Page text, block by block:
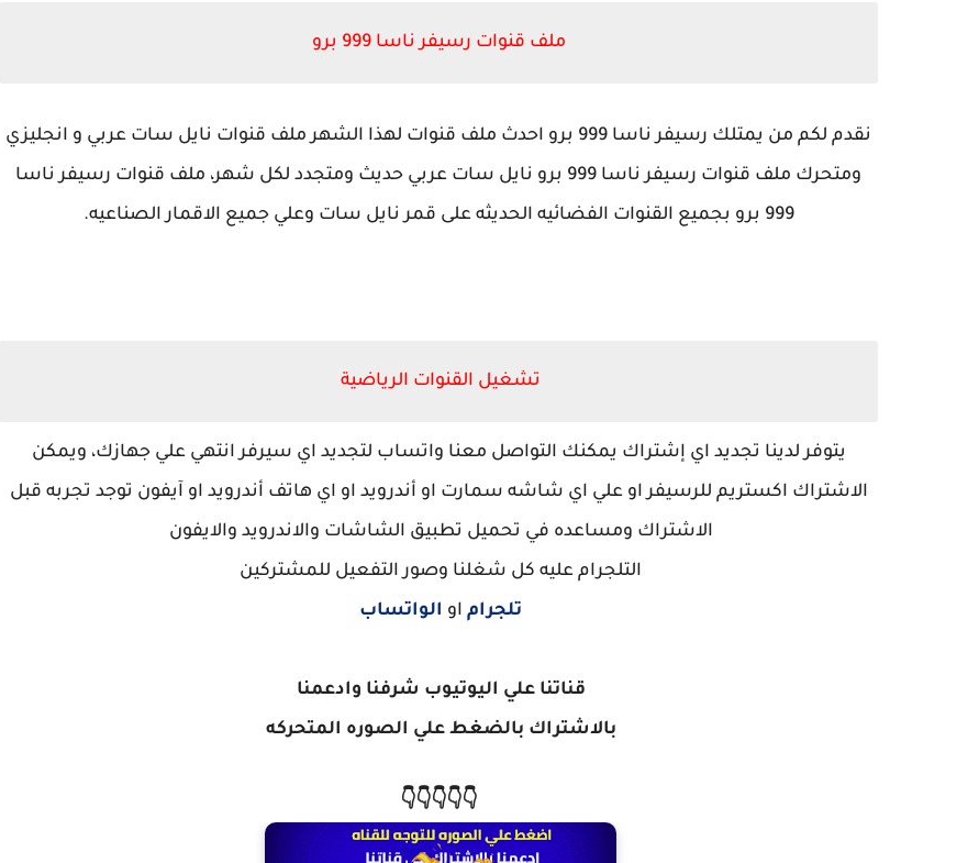
ملف قنوات رسيفر ناسا 999 برو
نقدم لكم من يمتلك رسيفر ناسا 999 برو احدث ملف قنوات لهذا الشهر ملف قنوات نايل سات عربي و انجليزي
ومتحرك ملف قنوات رسيفر ناسا 999 برو نايل سات عربي حديث ومتجدد لكل شهر، ملف قنوات رسيفر ناسا
999 برو بجميع القنوات الفضائيه الحديثه على قمر نايل سات وعلي جميع الاقمار الصناعيه.
تشغيل القنوات الرياضية
يتوفر لدينا تجديد اي إشتراك يمكنك التواصل معنا واتساب لتجديد اي سيرفر انتهي علي جهازك، ويمكن
الاشتراك اكستريم للرسيفر او علي اي شاشه سمارت او أندرويد او اي هاتف أندرويد او آيفون توجد تجربه قبل
الاشتراك ومساعده في تحميل تطبيق الشاشات والاندرويد والايفون
التلجرام عليه كل شغلنا وصور التفعيل للمشتركين
تلجرام او الواتساب
قناتنا علي اليوتيوب شرفنا وادعمنا
بالاشتراك بالضغط علي الصوره المتحركه
👇👇👇👇👇